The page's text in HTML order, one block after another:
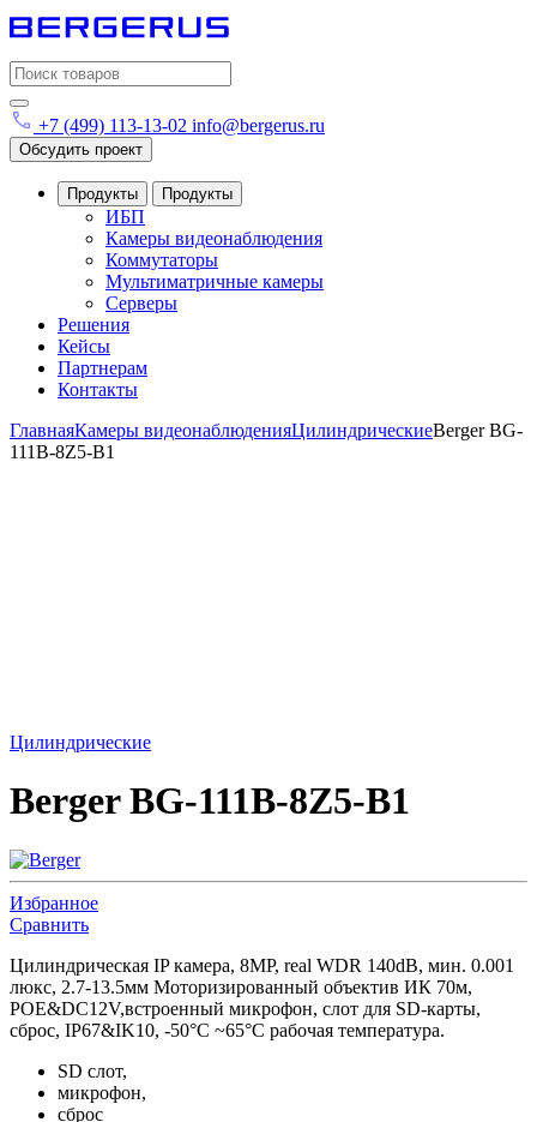
Search
for:
+7 (499) 113-13-02 info@bergerus.ru
Обсудить проект
Продукты Продукты
ИБП
Камеры видеонаблюдения
Коммутаторы
Мультиматричные камеры
Серверы
Решения
Кейсы
Партнерам
Контакты
ГлавнаяКамеры видеонаблюденияЦилиндрическиеBerger BG-
111B-8Z5-B1
Цилиндрические
Berger BG-111B-8Z5-B1
Избранное
Сравнить
Цилиндрическая IP камера, 8MP, real WDR 140dB, мин. 0.001
люкс, 2.7-13.5мм Моторизированный объектив ИК 70м,
POE&DC12V,встроенный микрофон, слот для SD-карты,
сброс, IP67&IK10, -50°C ~65°C рабочая температура.
SD слот,
микрофон,
сброс